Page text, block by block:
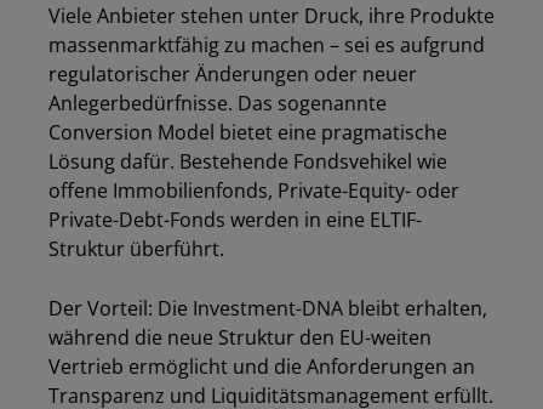
Viele Anbieter stehen unter Druck, ihre Produkte
massenmarktfähig zu machen – sei es aufgrund
regulatorischer Änderungen oder neuer
Anlegerbedürfnisse. Das sogenannte
Conversion Model bietet eine pragmatische
Lösung dafür. Bestehende Fondsvehikel wie
offene Immobilienfonds, Private-Equity- oder
Private-Debt-Fonds werden in eine ELTIF-
Struktur überführt.
Der Vorteil: Die Investment-DNA bleibt erhalten,
während die neue Struktur den EU-weiten
Vertrieb ermöglicht und die Anforderungen an
Transparenz und Liquiditätsmanagement erfüllt.